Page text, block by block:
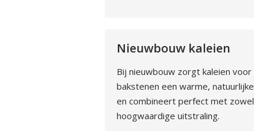
Nieuwbouw kaleien
Bij nieuwbouw zorgt kaleien
bakstenen een warme,
en combineert perfect met
hoogwaardige uitstraling.